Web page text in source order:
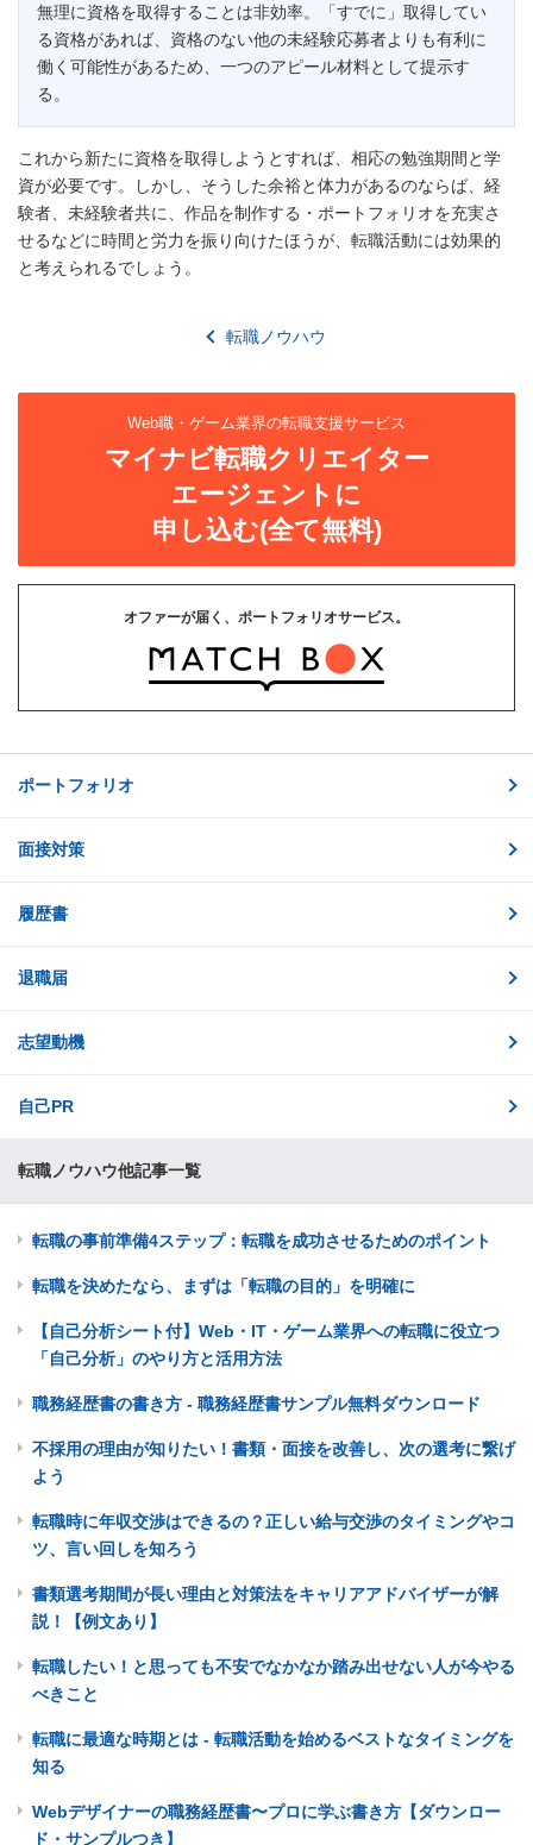
無理に資格を取得することは非効率。「すでに」取得してい
る資格があれば、資格のない他の未経験応募者よりも有利に
働く可能性があるため、一つのアピール材料として提示す
る。
これから新たに資格を取得しようとすれば、相応の勉強期間と学
資が必要です。しかし、そうした余裕と体力があるのならば、経
験者、未経験者共に、作品を制作する・ポートフォリオを充実さ
せるなどに時間と労力を振り向けたほうが、転職活動には効果的
と考えられるでしょう。
転職ノウハウ
Web職・ゲーム業界の転職支援サービス
マイナビ転職クリエイター
エージェントに
申し込む(全て無料)
オファーが届く、ポートフォリオサービス。
ポートフォリオ
面接対策
履歴書
退職届
志望動機
自己PR
転職ノウハウ他記事一覧
転職の事前準備4ステップ：転職を成功させるためのポイント
転職を決めたなら、まずは「転職の目的」を明確に
【自己分析シート付】Web・IT・ゲーム業界への転職に役立つ
「自己分析」のやり方と活用方法
職務経歴書の書き方 - 職務経歴書サンプル無料ダウンロード
不採用の理由が知りたい！書類・面接を改善し、次の選考に繋げ
よう
転職時に年収交渉はできるの？正しい給与交渉のタイミングやコ
ツ、言い回しを知ろう
書類選考期間が長い理由と対策法をキャリアアドバイザーが解
説！【例文あり】
転職したい！と思っても不安でなかなか踏み出せない人が今やる
べきこと
転職に最適な時期とは - 転職活動を始めるベストなタイミングを
知る
Webデザイナーの職務経歴書〜プロに学ぶ書き方【ダウンロー
ド・サンプルつき】